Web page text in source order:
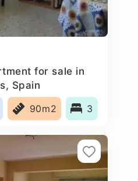
for sale in
Spain
90m2 3